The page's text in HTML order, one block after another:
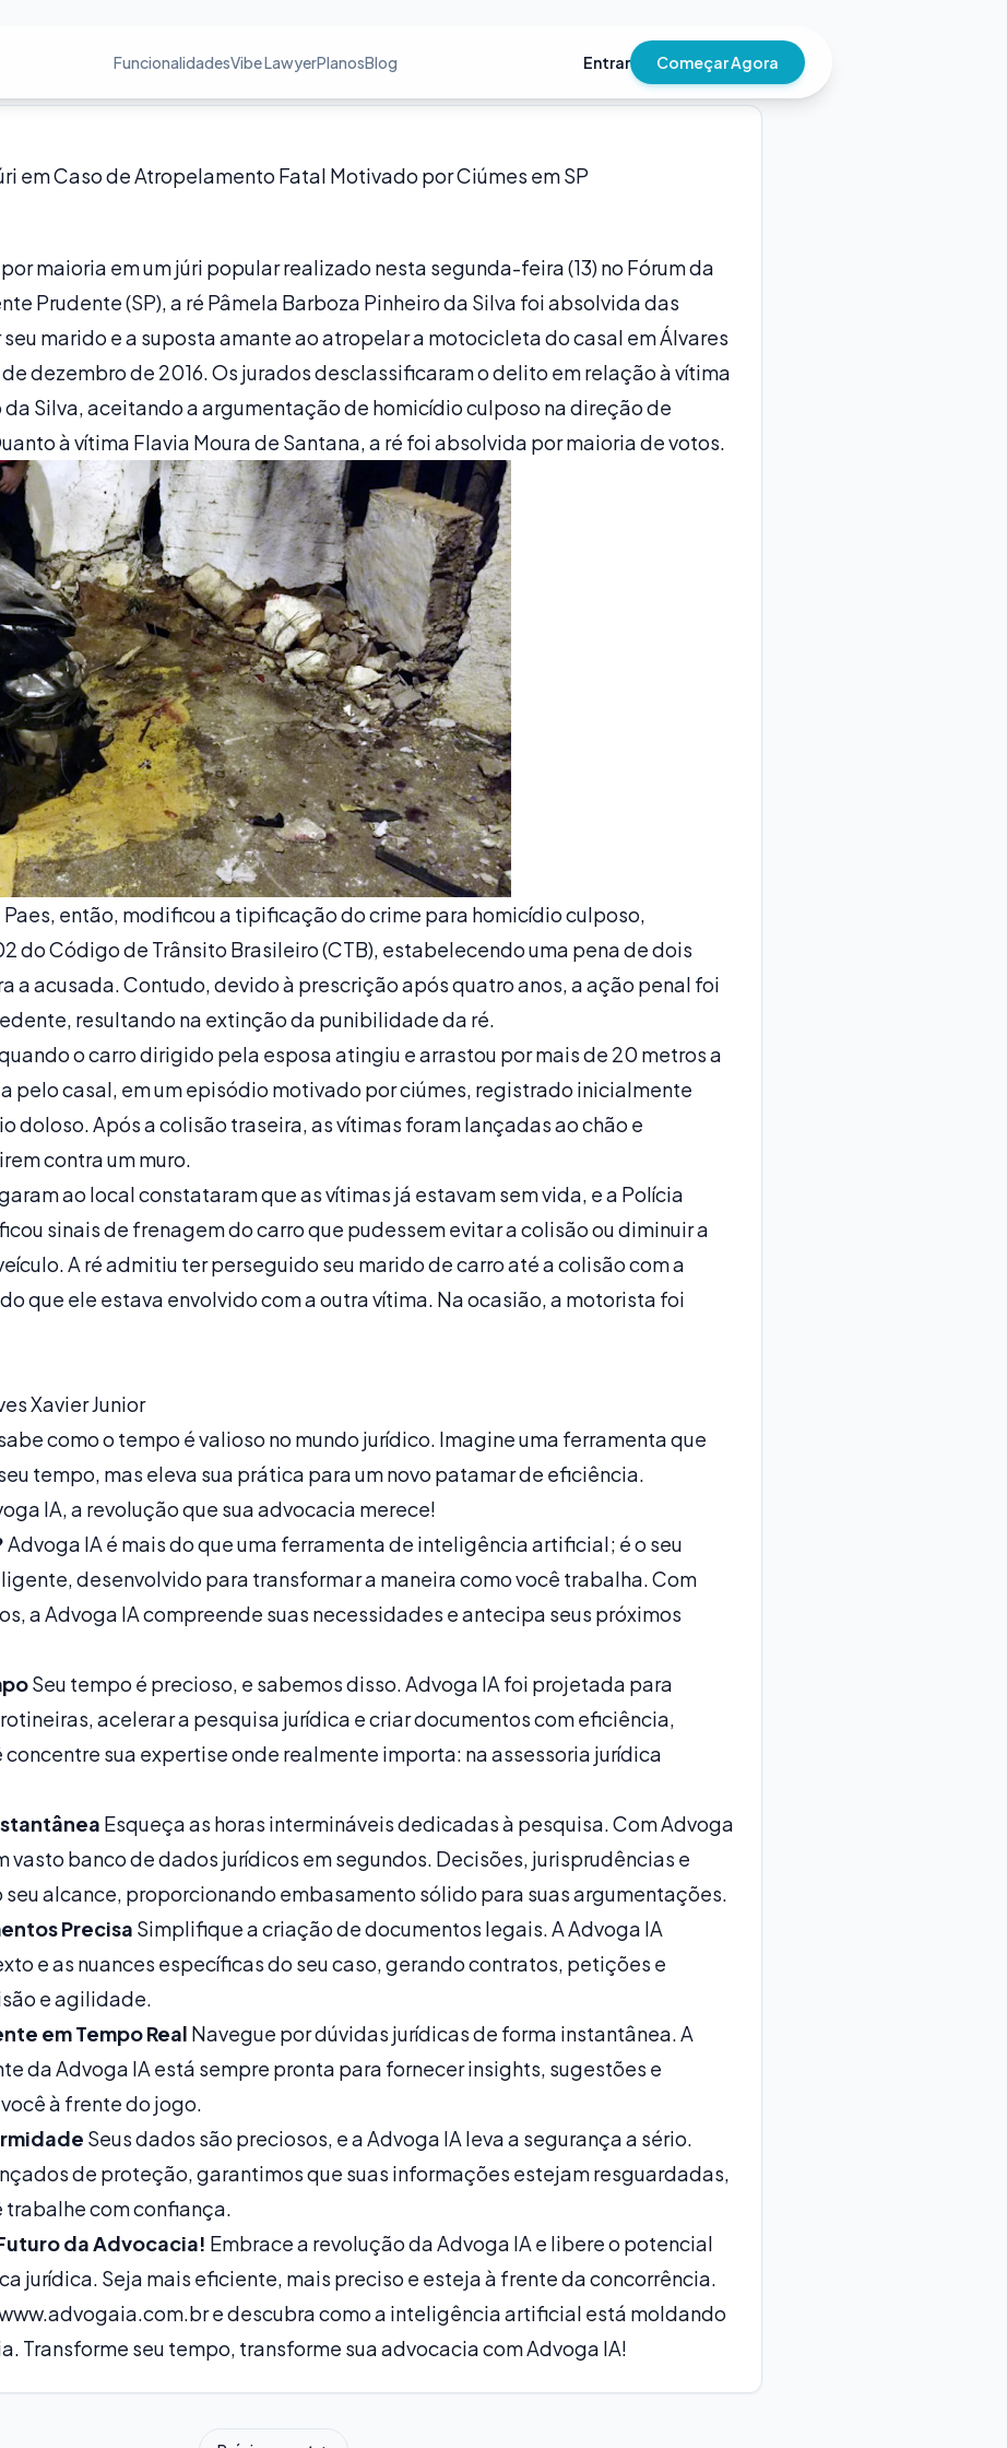
FuncionalidadesVibe LawyerPlanosBlog Entrar Começar Agora
em Caso de Atropelamento Fatal Motivado por Ciúmes em SP
maioria em um júri popular realizado nesta segunda-feira (13) no Fórum da
Prudente (SP), a ré Pâmela Barboza Pinheiro da Silva foi absolvida das
marido e a suposta amante ao atropelar a motocicleta do casal em Álvares
de dezembro de 2016. Os jurados desclassificaram o delito em relação à vítima
da Silva, aceitando a argumentação de homicídio culposo na direção de
à vítima Flavia Moura de Santana, a ré foi absolvida por maioria de votos.
Paes, então, modificou a tipificação do crime para homicídio culposo,
do Código de Trânsito Brasileiro (CTB), estabelecendo uma pena de dois
a acusada. Contudo, devido à prescrição após quatro anos, a ação penal foi
resultando na extinção da punibilidade da ré.
o carro dirigido pela esposa atingiu e arrastou por mais de 20 metros a
pelo casal, em um episódio motivado por ciúmes, registrado inicialmente
doloso. Após a colisão traseira, as vítimas foram lançadas ao chão e
contra um muro.
ao local constataram que as vítimas já estavam sem vida, e a Polícia
sinais de frenagem do carro que pudessem evitar a colisão ou diminuir a
A ré admitiu ter perseguido seu marido de carro até a colisão com a
que ele estava envolvido com a outra vítima. Na ocasião, a motorista foi
Xavier Junior
como o tempo é valioso no mundo jurídico. Imagine uma ferramenta que
tempo, mas eleva sua prática para um novo patamar de eficiência.
IA, a revolução que sua advocacia merece!
Advoga IA é mais do que uma ferramenta de inteligência artificial; é o seu
desenvolvido para transformar a maneira como você trabalha. Com
a Advoga IA compreende suas necessidades e antecipa seus próximos
Seu tempo é precioso, e sabemos disso. Advoga IA foi projetada para
acelerar a pesquisa jurídica e criar documentos com eficiência,
sua expertise onde realmente importa: na assessoria jurídica
Esqueça as horas intermináveis dedicadas à pesquisa. Com Advoga
vasto banco de dados jurídicos em segundos. Decisões, jurisprudências e
alcance, proporcionando embasamento sólido para suas argumentações.
Precisa Simplifique a criação de documentos legais. A Advoga IA
e as nuances específicas do seu caso, gerando contratos, petições e
e agilidade.
em Tempo Real Navegue por dúvidas jurídicas de forma instantânea. A
da Advoga IA está sempre pronta para fornecer insights, sugestões e
à frente do jogo.
Seus dados são preciosos, e a Advoga IA leva a segurança a sério.
de proteção, garantimos que suas informações estejam resguardadas,
com confiança.
da Advocacia! Embrace a revolução da Advoga IA e libere o potencial
jurídica. Seja mais eficiente, mais preciso e esteja à frente da concorrência.
e descubra como a inteligência artificial está moldando
Transforme seu tempo, transforme sua advocacia com Advoga IA!